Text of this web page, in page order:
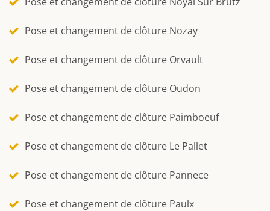
Pose et changement de clôture Nozay
Pose et changement de clôture Orvault
Pose et changement de clôture Oudon
Pose et changement de clôture Paimboeuf
Pose et changement de clôture Le Pallet
Pose et changement de clôture Pannece
Pose et changement de clôture Paulx